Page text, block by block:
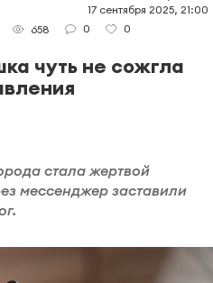
17 сентября 2025, 21:00
658
0 0
чуть не сожгла
стала жертвой
мессенджер заставили